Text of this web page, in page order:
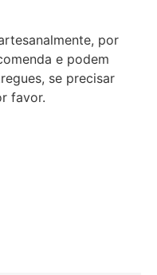
por
e podem
se precisar
favor.